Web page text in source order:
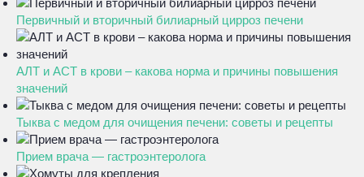
Первичный и вторичный билиарный цирроз печени
АЛТ и АСТ в крови – какова норма и причины повышения
значений
Тыква с медом для очищения печени: советы и рецепты
Прием врача — гастроэнтеролога